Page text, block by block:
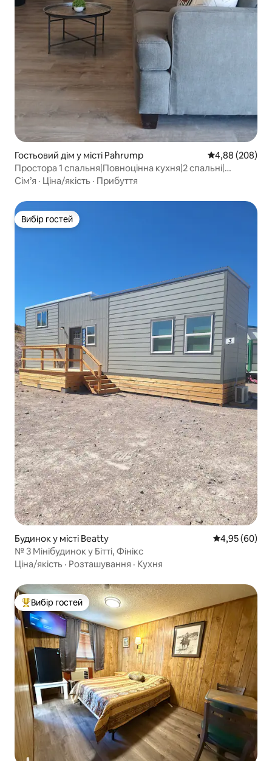
Гостьовий дім у місті Pahrump Середня
4,88 (208)
Простора 1 спальня|Повноцінна кухня|2 спальні|
Пральна машина/сушильна машина #3B
Сім’я · Ціна/якість · Прибуття
Вибір гостей
Вибір гостей
Будинок у місті Beatty Середня
4,95 (60)
№ 3 Мінібудинок у Бітті, Фінікс
Ціна/якість · Розташування · Кухня
Топ вибір гостей
Вибір гостей